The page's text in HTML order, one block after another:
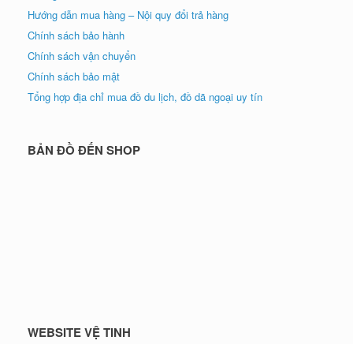
Hướng dẫn mua hàng – Nội quy đổi trả hàng
Chính sách bảo hành
Chính sách vận chuyển
Chính sách bảo mật
Tổng hợp địa chỉ mua đồ du lịch, đồ dã ngoại uy tín
BẢN ĐỒ ĐẾN SHOP
WEBSITE VỆ TINH